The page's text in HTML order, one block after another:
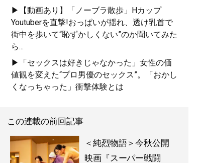
明かされる「純烈物
語」。
記事一覧へ
▶【動画あり】「ノーブラ散歩」Hカップ
Youtuberを直撃!おっぱいが揺れ、透け乳首で
街中を歩いて“恥ずかしくない”のか聞いてみた
ら...
▶「セックスは好きじゃなかった」女性の価
値観を変えた“プロ男優のセックス”。「おかし
くなっちゃった」衝撃体験とは
この連載の前回記事
＜純烈物語＞今秋公開
映画『スーパー戦闘